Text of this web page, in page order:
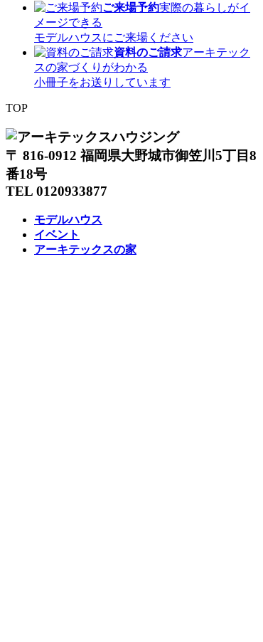
ご来場予約実際の暮らしがイ
メージできる
モデルハウスにご来場ください
資料のご請求アーキテック
スの家づくりがわかる
小冊子をお送りしています
TOP
〒 816-0912 福岡県大野城市御笠川5丁目8
番18号
TEL 0120933877
モデルハウス
イベント
アーキテックスの家